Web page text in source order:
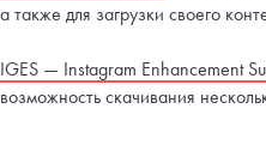
а также для загрузки своего
IGES — Instagram Enhancement
возможность скачивания